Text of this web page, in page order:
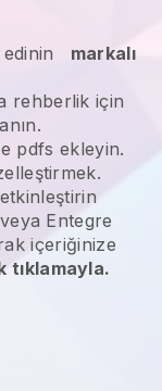
markalı
rehberlik için
pdfs ekleyin.
etkinleştirin
Entegre
içeriğinize
tıklamayla.